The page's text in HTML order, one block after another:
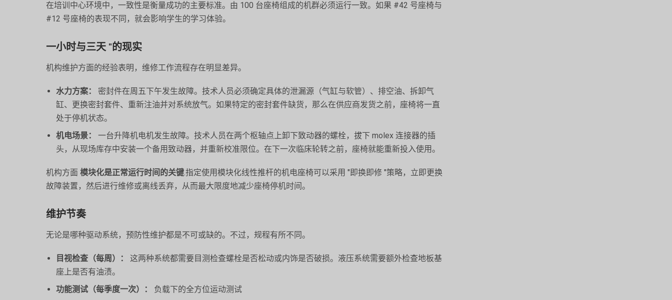
在培训中心环境中，一致性是衡量成功的主要标准。由 100 台座椅组成的机群必须运行一致。如果 #42 号座椅与
#12 号座椅的表现不同，就会影响学生的学习体验。
一小时与三天 "的现实
机构维护方面的经验表明，维修工作流程存在明显差异。
水力方案：
密封件在周五下午发生故障。技术人员必须确定具体的泄漏源（气缸与软管）、排空油、拆卸气
缸、更换密封套件、重新注油并对系统放气。如果特定的密封套件缺货，那么在供应商发货之前，座椅将一直
处于停机状态。
机电场景：
一台升降机电机发生故障。技术人员在两个枢轴点上卸下致动器的螺栓，拔下 molex 连接器的插
头，从现场库存中安装一个备用致动器，并重新校准限位。在下一次临床轮转之前，座椅就能重新投入使用。
机构方面 模块化是正常运行时间的关键.指定使用模块化线性推杆的机电座椅可以采用 "即换即修 "策略，立即更换
故障装置，然后进行维修或离线丢弃，从而最大限度地减少座椅停机时间。
维护节奏
无论是哪种驱动系统，预防性维护都是不可或缺的。不过，规程有所不同。
目视检查（每周）：
这两种系统都需要目测检查螺栓是否松动或内饰是否破损。液压系统需要额外检查地板基
座上是否有油渍。
功能测试（每季度一次）：
负载下的全方位运动测试